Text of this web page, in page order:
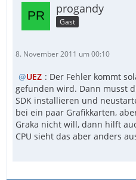
progandy
Gast
8. November 2011 um 00:10
UEZ : Der Fehler kommt
gefunden wird. Dann musst
SDK installieren und
bei ein paar Grafikkarten,
Graka nicht will, dann hilft
CPU sieht das aber anders